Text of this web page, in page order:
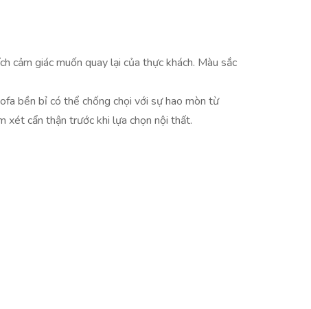
cảm giác muốn quay lại của thực khách. Màu sắc
bền bỉ có thể chống chọi với sự hao mòn từ
xét cẩn thận trước khi lựa chọn nội thất.